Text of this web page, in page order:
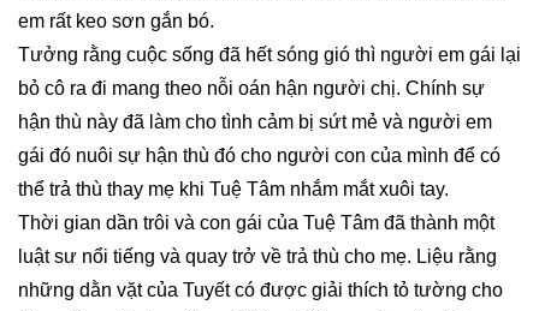
em rất keo sơn gắn bó.
Tưởng rằng cuộc sống đã hết sóng gió thì người em gái lại
bỏ cô ra đi mang theo nỗi oán hận người chị. Chính sự
hận thù này đã làm cho tình cảm bị sứt mẻ và người em
gái đó nuôi sự hận thù đó cho người con của mình để có
thể trả thù thay mẹ khi Tuệ Tâm nhắm mắt xuôi tay.
Thời gian dần trôi và con gái của Tuệ Tâm đã thành một
luật sư nổi tiếng và quay trở về trả thù cho mẹ. Liệu rằng
những dằn vặt của Tuyết có được giải thích tỏ tường cho